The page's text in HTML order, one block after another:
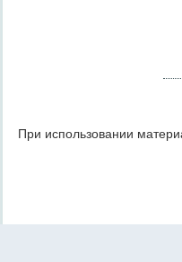
При использовании